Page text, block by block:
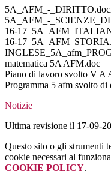
5A_AFM_-
5A_AFM_-
16-
16-
matematica 5A AFM.doc
Piano di lavoro svolto V A
Programma 5 afm svolto di
Notizie
Ultima revisione il 17-09-
Questo sito o gli strumenti
cookie necessari al
COOKIE POLICY.